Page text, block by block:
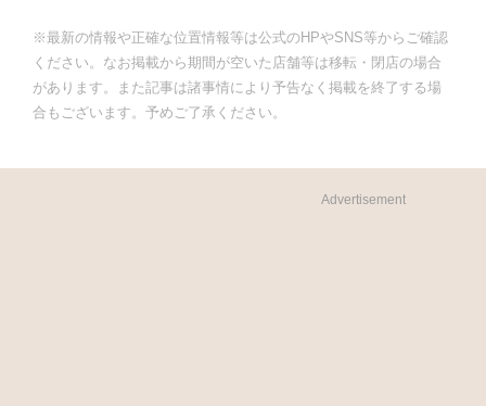
※最新の情報や正確な位置情報等は公式のHPやSNS等からご確認
ください。なお掲載から期間が空いた店舗等は移転・閉店の場合
があります。また記事は諸事情により予告なく掲載を終了する場
合もございます。予めご了承ください。
Advertisement